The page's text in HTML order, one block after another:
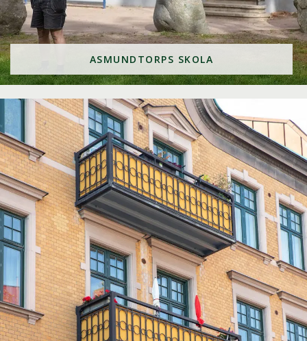
ASMUNDTORPS SKOLA